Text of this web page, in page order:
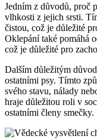
Jedním z důvodů, proč
vlhkosti z jejich srsti.
čistou, což je důležité
Oklepání také pomáhá
což je důležité pro
Dalším důležitým
ostatními psy. Tímto
svého stavu, nálady
hraje důležitou roli v
ostatními členy smečky.